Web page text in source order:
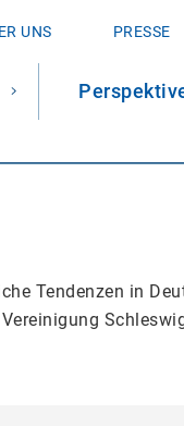
UNS PRESSE
Tendenzen in